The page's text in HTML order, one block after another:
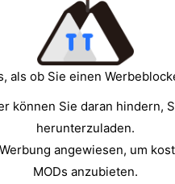
als ob Sie einen
können Sie daran hindern,
herunterzuladen.
angewiesen, um
MODs anzubieten.